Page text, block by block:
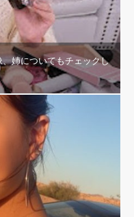
姉についてもチェックし